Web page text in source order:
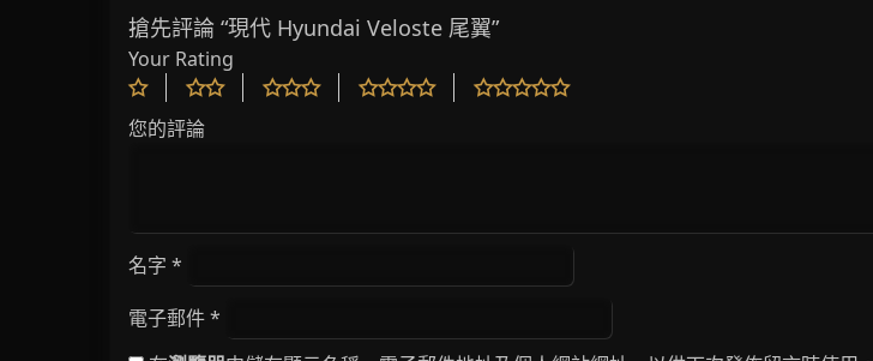
搶先評論 “現代 Hyundai Veloste 尾翼”
Your Rating
您的評論
名字 *
電子郵件*